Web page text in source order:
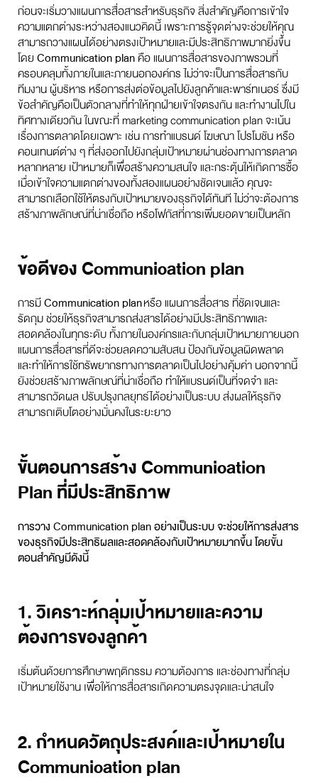
ก่อนจะเริ่มวางแผนการสื่อสารสำหรับธุรกิจ สิ่งสำคัญคือการเข้าใจ
ความแตกต่างระหว่างสองแนวคิดนี้ เพราะการรู้จุดต่างจะช่วยให้คุณ
สามารถวางแผนได้อย่างตรงเป้าหมายและมีประสิทธิภาพมากยิ่งขึ้น
โดยCommunication planคือ แผนการสื่อสารของภาพรวมที่
ครอบคลุมทั้งภายในและภายนอกองค์กร ไม่ว่าจะเป็นการสื่อสารกับ
ทีมงาน ผู้บริหาร หรือการส่งต่อข้อมูลไปยังลูกค้าและพาร์ทเนอร์ ซึ่งมี
ข้อสำคัญคือเป็นตัวกลางที่ทำให้ทุกฝ่ายเข้าใจตรงกัน และทำงานไปใน
ทิศทางเดียวกัน ในขณะที่ marketing communication plan จะเน้น
เรื่องการตลาดโดยเฉพาะ เช่น การทำแบรนด์ โฆษณา โปรโมชัน หรือ
คอนเทนต์ต่าง ๆ ที่ส่งออกไปยังกลุ่มเป้าหมายผ่านช่องทางการตลาด
หลากหลาย เป้าหมายก็เพื่อสร้างความสนใจ และกระตุ้นให้เกิดการซื้อ
เมื่อเข้าใจความแตกต่างของทั้งสองแผนอย่างชัดเจนแล้ว คุณจะ
สามารถเลือกใช้ให้ตรงกับเป้าหมายของธุรกิจได้ทันที ไม่ว่าจะต้องการ
สร้างภาพลักษณ์ที่น่าเชื่อถือ หรือโฟกัสที่การเพิ่มยอดขายเป็นหลัก
ข้อดีของ Communication plan
การมีCommunication planหรือ แผนการสื่อสาร ที่ชัดเจนและ
รัดกุม ช่วยให้ธุรกิจสามารถส่งสารได้อย่างมีประสิทธิภาพและ
สอดคล้องในทุกระดับ ทั้งภายในองค์กรและกับกลุ่มเป้าหมายภายนอก
แผนการสื่อสารที่ดีจะช่วยลดความสับสน ป้องกันข้อมูลผิดพลาด
และทำให้การใช้ทรัพยากรทางการตลาดเป็นไปอย่างคุ้มค่า นอกจากนี้
ยังช่วยสร้างภาพลักษณ์ที่น่าเชื่อถือ ทำให้แบรนด์เป็นที่จดจำ และ
สามารถวัดผล ปรับปรุงกลยุทธ์ได้อย่างเป็นระบบ ส่งผลให้ธุรกิจ
สามารถเติบโตอย่างมั่นคงในระยะยาว
ขั้นตอนการสร้าง Communication
Plan ที่มีประสิทธิภาพ
การวางCommunication planอย่างเป็นระบบ จะช่วยให้การส่งสาร
ของธุรกิจมีประสิทธิผลและสอดคล้องกับเป้าหมายมากขึ้น โดยขั้น
ตอนสำคัญมีดังนี้
1. วิเคราะห์กลุ่มเป้าหมายและความ
ต้องการของลูกค้า
เริ่มต้นด้วยการศึกษาพฤติกรรม ความต้องการ และช่องทางที่กลุ่ม
เป้าหมายใช้งาน เพื่อให้การสื่อสารเกิดความตรงจุดและน่าสนใจ
2. กำหนดวัตถุประสงค์และเป้าหมายใน
Communication plan